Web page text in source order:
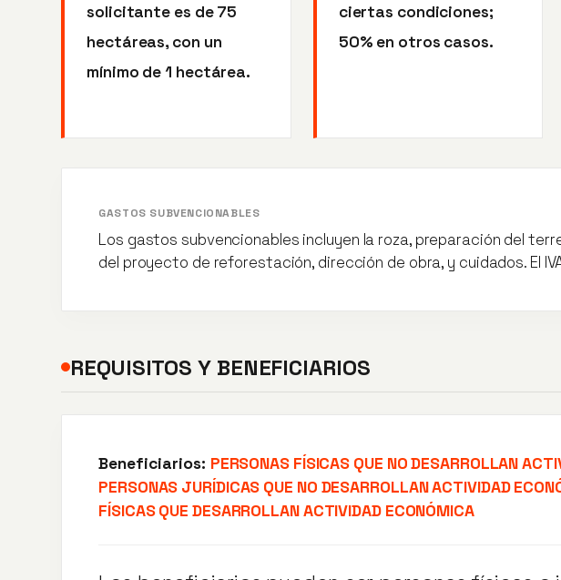
solicitante es de 75
hectáreas, con un
mínimo de 1 hectárea.
ciertas condiciones;
50% en otros casos.
GASTOS SUBVENCIONABLES
Los gastos subvencionables incluyen la roza, preparación del
del proyecto de reforestación, dirección de obra, y cuidados. El
REQUISITOS Y BENEFICIARIOS
Beneficiarios: PERSONAS FÍSICAS QUE NO DESARROLLAN
PERSONAS JURÍDICAS QUE NO DESARROLLAN ACTIVIDAD
FÍSICAS QUE DESARROLLAN ACTIVIDAD ECONÓMICA